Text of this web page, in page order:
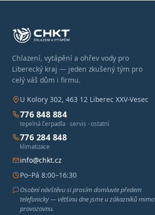
Chlazení, vytápění a ohřev vody pro
Liberecký kraj — jeden zkušený tým pro
celý váš dům i firmu.
U Kolory 302, 463 12 Liberec XXV-Vesec
776 848 884
tepelná čerpadla · servis · ostatní
776 284 848
klimatizace
info@chkt.cz
Po–Pá 8:00–16:30
Osobní návštěvu si prosím domluvte předem
telefonicky — většinu dne jsme u zákazníků mimo
provozovnu.